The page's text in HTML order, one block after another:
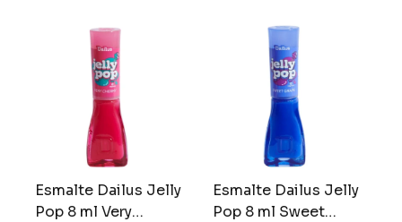
Esmalte Dailus Jelly
Pop 8 ml Very
Esmalte Dailus Jelly
Pop 8 ml Sweet